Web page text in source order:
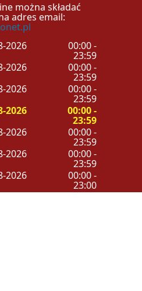
można składać
adres email:
2026 00:00 -
23:59
2026 00:00 -
23:59
2026 00:00 -
23:59
2026 00:00 -
23:59
2026 00:00 -
23:59
2026 00:00 -
23:59
2026 00:00 -
23:00